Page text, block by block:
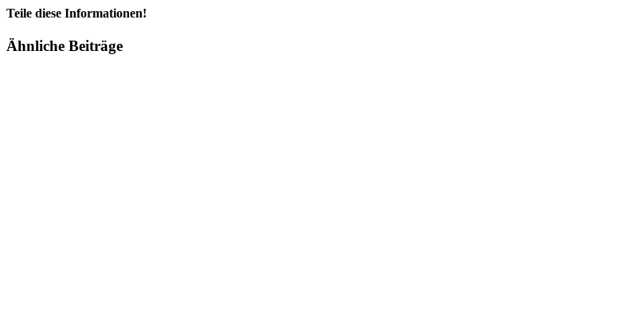
Teile diese Informationen!
Facebook
X
LinkedIn
Pinterest
E-
Ähnliche Beiträge